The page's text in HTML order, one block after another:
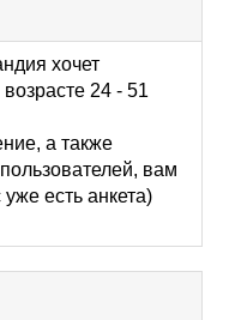
хочет
24 - 51
а также
вам
уже есть анкета)